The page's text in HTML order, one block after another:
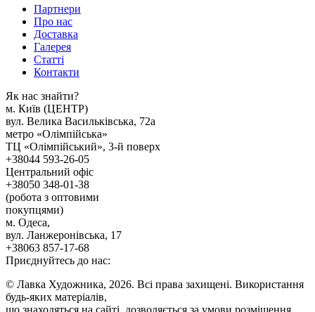
Партнери
Про нас
Доставка
Галерея
Статтi
Контакти
Як наc знайти?
м. Киïв (ЦЕНТР)
вул. Велика Васильківська, 72а
метро «Олімпійська»
ТЦ «Олімпійський», 3-й поверх
+38044 593-26-05
Центральний офіс
+38050 348-01-38
(робота з оптовими
покупцями)
м. Одеса,
вул. Ланжеронівська, 17
+38063 857-17-68
Приєднуйтесь до нас:
© Лавка Художника, 2026. Всі права захищені. Використання
будь-яких матеріалів,
що знаходяться на сайті, дозволяється за умови розміщення